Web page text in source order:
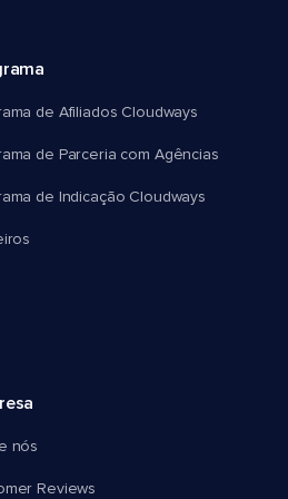
de Afiliados Cloudways
de Parceria com Agências
de Indicação Cloudways
nós
Reviews